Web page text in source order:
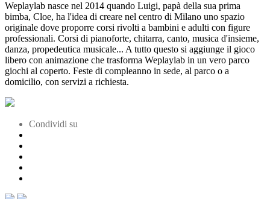
Weplaylab nasce nel 2014 quando Luigi, papà della sua prima
bimba, Cloe, ha l'idea di creare nel centro di Milano uno spazio
originale dove proporre corsi rivolti a bambini e adulti con figure
professionali. Corsi di pianoforte, chitarra, canto, musica d'insieme,
danza, propedeutica musicale... A tutto questo si aggiunge il gioco
libero con animazione che trasforma Weplaylab in un vero parco
giochi al coperto. Feste di compleanno in sede, al parco o a
domicilio, con servizi a richiesta.
Condividi su